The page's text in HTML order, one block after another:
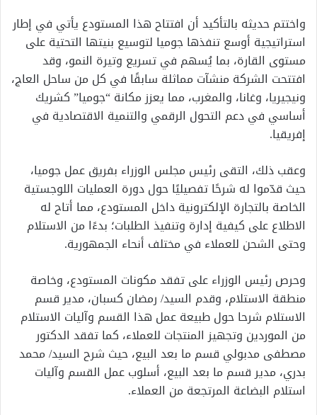
واختتم حديثه بالتأكيد أن افتتاح هذا المستودع يأتي في إطار
استراتيجية أوسع تنفذها جوميا لتوسيع بنيتها التحتية على
مستوى القارة، بما يُسهم في تسريع وتيرة النمو، وقد
افتتحت الشركة منشآت مماثلة سابقًا في كل من ساحل العاج،
ونيجيريا، وغانا، والمغرب، مما يعزز مكانة “جوميا” كشريك
أساسي في دعم التحول الرقمي والتنمية الاقتصادية في
إفريقيا.
وعقب ذلك، التقى رئيس مجلس الوزراء بفريق عمل جوميا،
حيث قدّموا له شرحًا تفصيليًا حول دورة العمليات اللوجستية
الخاصة بالتجارة الإلكترونية داخل المستودع، مما أتاح له
الاطلاع على كيفية إدارة وتنفيذ الطلبات؛ بدءًا من الاستلام
وحتى الشحن للعملاء في مختلف أنحاء الجمهورية.
وحرص رئيس الوزراء على تفقد مكونات المستودع، وخاصة
منطقة الاستلام، وقدم السيد/ رمضان كسبان، مدير قسم
الاستلام شرحا حول طبيعة عمل هذا القسم وآليات الاستلام
من الموردين وتجهيز المنتجات للعملاء، كما تفقد الدكتور
مصطفى مدبولي قسم ما بعد البيع، حيث شرح السيد/ محمد
بدري، مدير قسم ما بعد البيع، أسلوب عمل القسم وآليات
استلام البضاعة المرتجعة من العملاء.